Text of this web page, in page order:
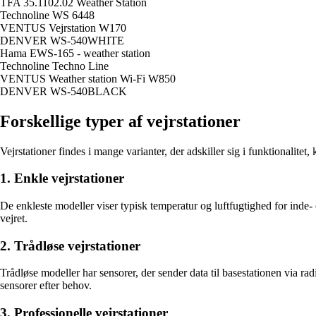
Technoline WS 6448
VENTUS Vejrstation W170
DENVER WS-540WHITE
Hama EWS-165 - weather station
Technoline Techno Line
VENTUS Weather station Wi-Fi W850
DENVER WS-540BLACK
Forskellige typer af vejrstationer
Vejrstationer findes i mange varianter, der adskiller sig i
1. Enkle vejrstationer
De enkleste modeller viser typisk temperatur og luftfugtighed for
vejret.
2. Trådløse vejrstationer
Trådløse modeller har sensorer, der sender data til basestationen via
sensorer efter behov.
3. Professionelle vejrstationer